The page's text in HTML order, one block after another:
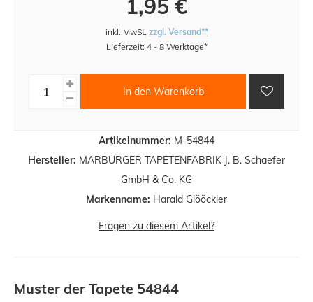
Artikelnummer: M-54844
Hersteller: MARBURGER TAPETENFABRIK J. B. Schaefer
GmbH & Co. KG
Markenname: Harald Glööckler
1,95 €
inkl. MwSt. zzgl. Versand**
Lieferzeit: 4 - 8 Werktage*
In den Warenkorb
Fragen zu diesem Artikel?
Muster der Tapete 54844